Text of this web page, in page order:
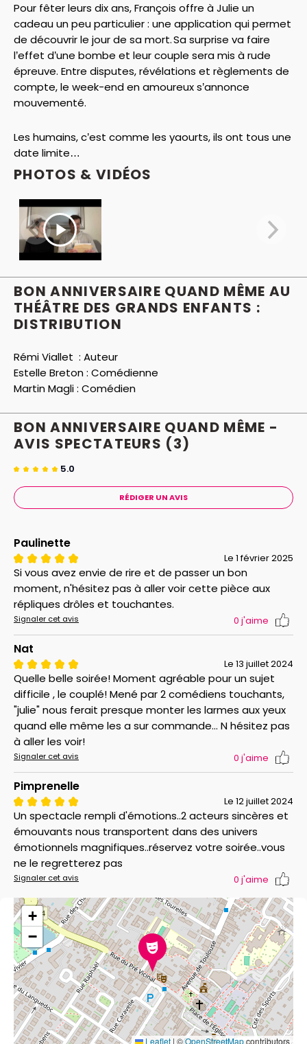
Pour fêter leurs dix ans, François offre à Julie un
cadeau un peu particulier : une application qui permet
de découvrir le jour de sa mort. Sa surprise va faire
l’effet d’une bombe et leur couple sera mis à rude
épreuve. Entre disputes, révélations et règlements de
compte, le week-end en amoureux s’annonce
mouvementé.
Les humains, c’est comme les yaourts, ils ont tous une
date limite…
PHOTOS & VIDÉOS
BON ANNIVERSAIRE QUAND MÊME AU
THÉÂTRE DES GRANDS ENFANTS :
DISTRIBUTION
Rémi Viallet : Auteur
Estelle Breton : Comédienne
Martin Magli : Comédien
BON ANNIVERSAIRE QUAND MÊME -
AVIS SPECTATEURS (3)
5.0
RÉDIGER UN AVIS
Paulinette
Le 1 février 2025
Si vous avez envie de rire et de passer un bon
moment, n'hésitez pas à aller voir cette pièce aux
répliques drôles et touchantes.
Signaler cet avis 0 j'aime
Nat
Le 13 juillet 2024
Quelle belle soirée! Moment agréable pour un sujet
difficile , le couplé! Mené par 2 comédiens touchants,
"julie" nous ferait presque monter les larmes aux yeux
quand elle même les a sur commande... N hésitez pas
à aller les voir!
Signaler cet avis 0 j'aime
Pimprenelle
Le 12 juillet 2024
Un spectacle rempli d'émotions..2 acteurs sincères et
émouvants nous transportent dans des univers
émotionnels magnifiques..réservez votre soirée..vous
ne le regretterez pas
Signaler cet avis 0 j'aime
+
−
Leaflet | ©OpenStreetMapcontributors